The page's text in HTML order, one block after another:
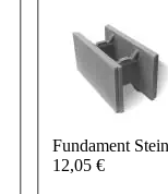
Fundament
12,05 €